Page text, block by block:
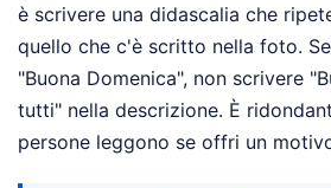
è scrivere una didascalia che
quello che c'è scritto nella foto.
"Buona Domenica", non scrivere
tutti" nella descrizione. È
persone leggono se offri un